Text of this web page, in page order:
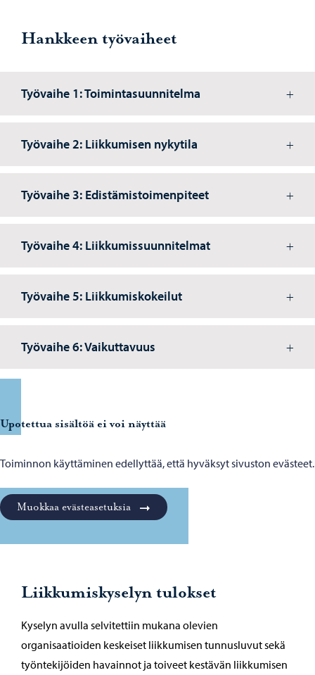
Hankkeen työvaiheet
Työvaihe 1: Toimintasuunnitelma
Työvaihe 2: Liikkumisen nykytila
Työvaihe 3: Edistämistoimenpiteet
Työvaihe 4: Liikkumissuunnitelmat
Työvaihe 5: Liikkumiskokeilut
Työvaihe 6: Vaikuttavuus
Upotettua sisältöä ei voi näyttää
Toiminnon käyttäminen edellyttää, että hyväksyt sivuston evästeet.
Muokkaa evästeasetuksia
Liikkumiskyselyn tulokset
Kyselyn avulla selvitettiin mukana olevien
organisaatioiden keskeiset liikkumisen tunnusluvut sekä
työntekijöiden havainnot ja toiveet kestävän liikkumisen